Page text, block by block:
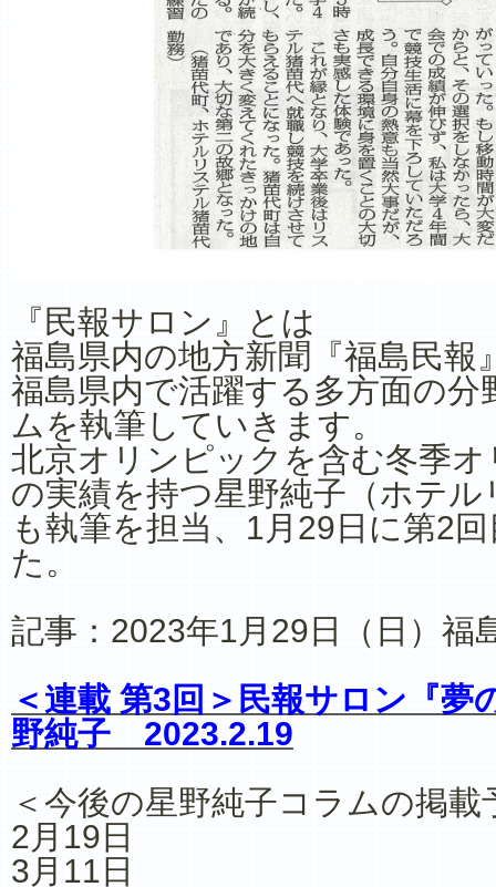
『民報サロン』とは
福島県内の地方新聞『福島民報
福島県内で活躍する多方面の
ムを執筆していきます。
北京オリンピックを含む冬季
の実績を持つ星野純子（ホテ
も執筆を担当、1月29日に第2
た。
記事：2023年1月29日（日）福
＜連載 第3回＞民報サロン『夢
野純子 2023.2.19
＜今後の星野純子コラムの掲載
2月19日
3月11日